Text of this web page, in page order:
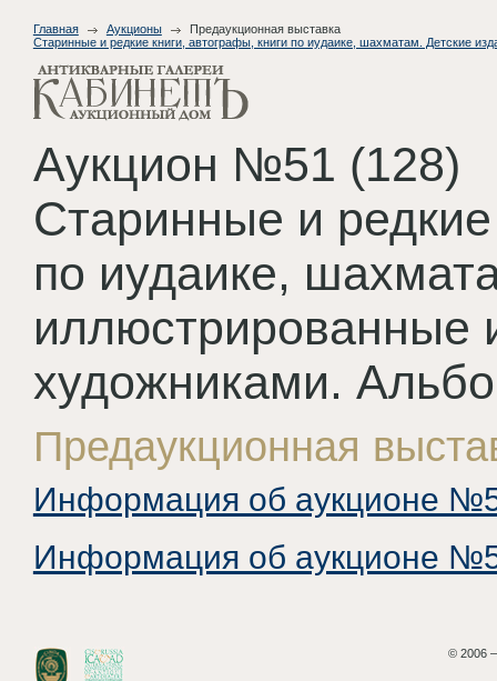
Главная
Аукционы
Старинные и редкие книги, автографы, книги по иудаике, шахматам. Детские
Предаукционная выставка
Аукцион №51 (128)
Старинные и
по иудаике,
иллюстрированные
художниками.
Предаукционная
Информация об аукционе
Информация об аукционе
© 2006